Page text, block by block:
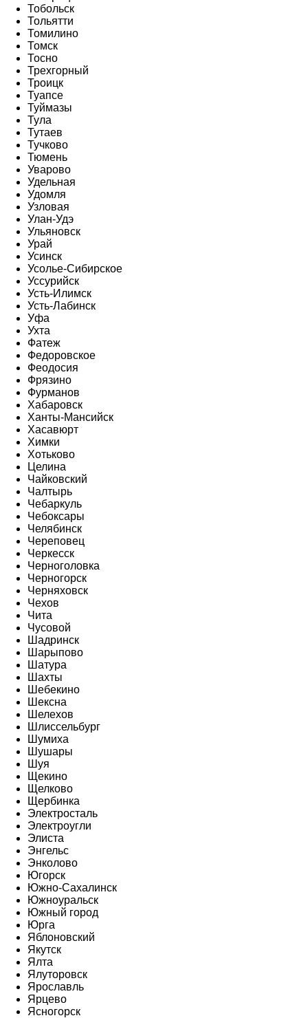
Тобольск
Тольятти
Томилино
Томск
Тосно
Трехгорный
Троицк
Туапсе
Туймазы
Тула
Тутаев
Тучково
Тюмень
Уварово
Удельная
Удомля
Узловая
Улан-Удэ
Ульяновск
Урай
Усинск
Усолье-Сибирское
Уссурийск
Усть-Илимск
Усть-Лабинск
Уфа
Ухта
Фатеж
Федоровское
Феодосия
Фрязино
Фурманов
Хабаровск
Ханты-Мансийск
Хасавюрт
Химки
Хотьково
Целина
Чайковский
Чалтырь
Чебаркуль
Чебоксары
Челябинск
Череповец
Черкесск
Черноголовка
Черногорск
Черняховск
Чехов
Чита
Чусовой
Шадринск
Шарыпово
Шатура
Шахты
Шебекино
Шексна
Шелехов
Шлиссельбург
Шумиха
Шушары
Шуя
Щекино
Щелково
Щербинка
Электросталь
Электроугли
Элиста
Энгельс
Энколово
Югорск
Южно-Сахалинск
Южноуральск
Южный город
Юрга
Яблоновский
Якутск
Ялта
Ялуторовск
Ярославль
Ярцево
Ясногорск